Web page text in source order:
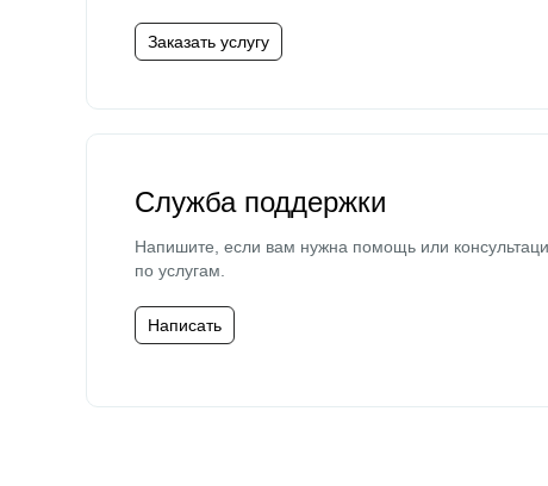
Заказать услугу
Служба поддержки
Напишите, если вам нужна помощь или
по услугам.
Написать